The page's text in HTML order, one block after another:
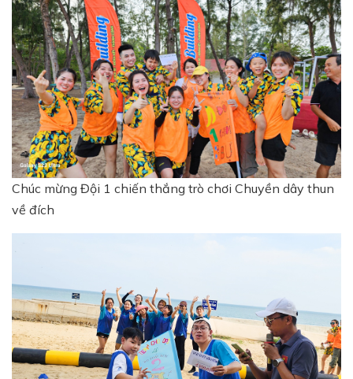
Chúc mừng Đội 1 chiến thắng trò chơi Chuyền dây thun
về đích